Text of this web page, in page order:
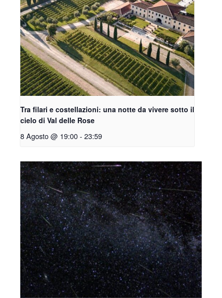
Tra filari e costellazioni: una notte da vivere sotto il
cielo di Val delle Rose
8 Agosto @ 19:00- 23:59